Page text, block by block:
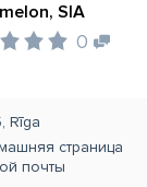
SIA
0
Rīga
страница
почты